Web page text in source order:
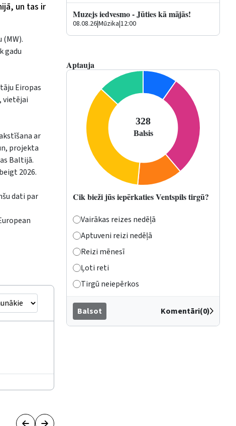
un tas ir
gadu
Eiropas
vietējai
ar
projekta
Baltijā.
2026.
dati par
Muzejs iedvesmo - Jūties kā mājās!
08.08.26|Mūzika|12:00
Aptauja
Cik bieži jūs iepērkaties Ventspils tirgū?
Vairākas reizes nedēļā
Aptuveni reizi nedēļā
Reizi mēnesī
Ļoti reti
Tirgū neiepērkos
Balsot Komentāri(0)